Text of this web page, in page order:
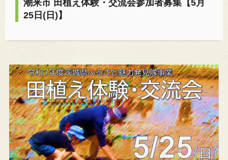
潮来市 田植え体験・交流会参加者募集【5月
25日(日)】